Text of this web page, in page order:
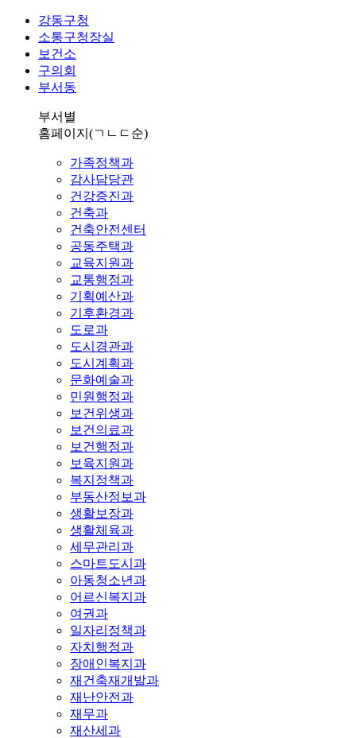
강동구청
소통구청장실
보건소
구의회
부서동
부서별
홈페이지 (ㄱㄴㄷ순)
가족정책과
감사담당관
건강증진과
건축과
건축안전센터
공동주택과
교육지원과
교통행정과
기획예산과
기후환경과
도로과
도시경관과
도시계획과
문화예술과
민원행정과
보건위생과
보건의료과
보건행정과
보육지원과
복지정책과
부동산정보과
생활보장과
생활체육과
세무관리과
스마트도시과
아동청소년과
어르신복지과
여권과
일자리정책과
자치행정과
장애인복지과
재건축재개발과
재난안전과
재무과
재산세과